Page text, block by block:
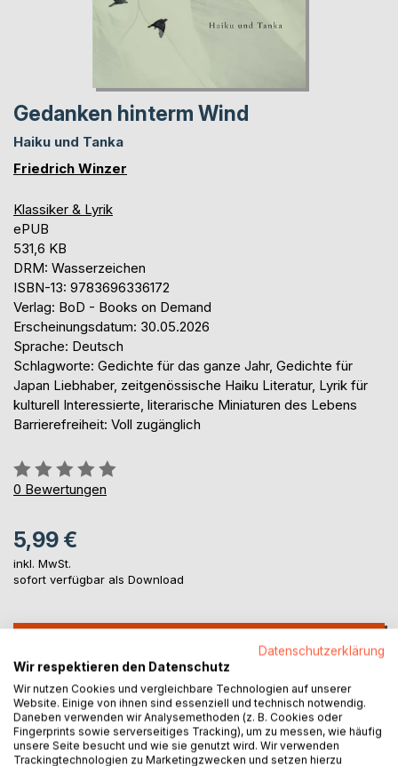
Gedanken hinterm Wind
Haiku und Tanka
Friedrich Winzer
Klassiker & Lyrik
ePUB
531,6 KB
DRM: Wasserzeichen
ISBN-13: 9783696336172
Verlag: BoD - Books on Demand
Erscheinungsdatum: 30.05.2026
Sprache: Deutsch
Schlagworte: Gedichte für das ganze Jahr, Gedichte für
Japan Liebhaber, zeitgenössische Haiku Literatur, Lyrik für
kulturell Interessierte, literarische Miniaturen des Lebens
Barrierefreiheit: Voll zugänglich
Bewertung::
0%
0 Bewertungen
5,99 €
inkl. MwSt.
sofort verfügbar als Download
Auf die Merkliste
Titel bewerten
Datenschutzerklärung
Wir respektieren den Datenschutz
Wir nutzen Cookies und vergleichbare Technologien auf unserer
Website. Einige von ihnen sind essenziell und technisch notwendig.
Daneben verwenden wir Analysemethoden (z. B. Cookies oder
Fingerprints sowie serverseitiges Tracking), um zu messen, wie häufig
unsere Seite besucht und wie sie genutzt wird. Wir verwenden
Trackingtechnologien zu Marketingzwecken und setzen hierzu